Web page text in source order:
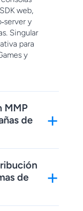
web,
y
Singular
para
y
MMP
de
+
de
+